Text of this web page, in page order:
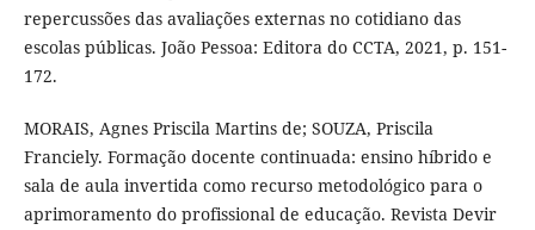
repercussões das avaliações externas no cotidiano das
escolas públicas. João Pessoa: Editora do CCTA, 2021, p. 151-
172.
MORAIS, Agnes Priscila Martins de; SOUZA, Priscila
Franciely. Formação docente continuada: ensino híbrido e
sala de aula invertida como recurso metodológico para o
aprimoramento do profissional de educação. Revista Devir